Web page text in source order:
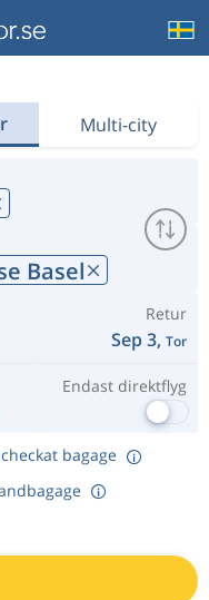
Multi-city
Basel
Retur
Sep 3, Tor
Endast direktflyg
bagage